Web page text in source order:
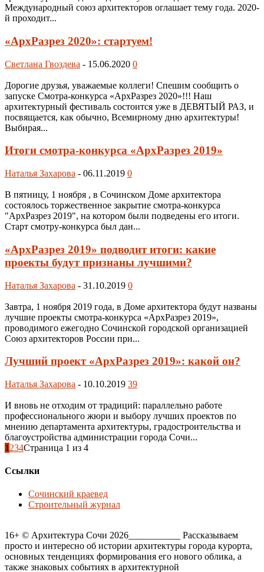
Международный союз архитекторов оглашает тему года. 2020-
й проходит...
«АрхРазрез 2020»: стартуем!
Светлана Гвоздева - 15.06.2020 0
Дорогие друзья, уважаемые коллеги! Спешим сообщить о
запуске Смотра-конкурса «АрхРазрез 2020»!!! Наш
архитектурный фестиваль состоится уже в ДЕВЯТЫЙ РАЗ, и
посвящается, как обычно, Всемирному дню архитектуры!
Выбирая...
Итоги смотра-конкурса «АрхРазрез 2019»
Наталья Захарова - 06.11.2019 0
В пятницу, 1 ноября , в Сочинском Доме архитектора
состоялось торжественное закрытие смотра-конкурса
"АрхРазрез 2019", на котором были подведены его итоги.
Старт смотру-конкурса был дан...
«АрхРазрез 2019» подводит итоги: какие
проекты будут признаны лучшими?
Наталья Захарова - 31.10.2019 0
Завтра, 1 ноября 2019 года, в Доме архитектора будут названы
лучшие проекты смотра-конкурса «АрхРазрез 2019»,
проводимого ежегодно Сочинской городской организацией
Союз архитекторов России при...
Лучший проект «АрхРазрез 2019»: какой он?
Наталья Захарова - 10.10.2019 39
И вновь не отходим от традиций: параллельно работе
профессионального жюри и выбору лучших проектов по
мнению департамента архитектуры, градостроительства и
благоустройства администрации города Сочи...
1 234Страница 1 из 4
Ссылки
Сочинский краевед
Строительный журнал
16+ © Архитектура Сочи 2026___________ Рассказываем
просто и интересно об истории архитектуры города курорта,
основных тенденциях формирования его нового облика, а
также знаковых событиях в архитектурной